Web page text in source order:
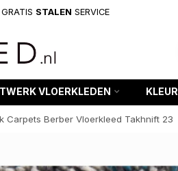
GRATIS STALEN SERVICE
VLOERKLEDEN KLEUR
Carpets Berber Vloerkleed Takhnift 23